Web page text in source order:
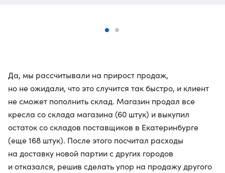
Да, мы рассчитывали на прирост продаж,
но не ожидали, что это случится так быстро, и клиент
не сможет пополнить склад. Магазин продал все
кресла со склада магазина (60 штук) и выкупил
остаток со складов поставщиков в Екатеринбурге
(еще 168 штук). После этого посчитал расходы
на доставку новой партии с других городов
и отказался, решив сделать упор на продажу другого